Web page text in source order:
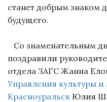
станет добрым знаком
будущего.
Со знаменательным
поздравили
отдела ЗАГС Жанна
Управления культуры
КрасноуральскЮлия